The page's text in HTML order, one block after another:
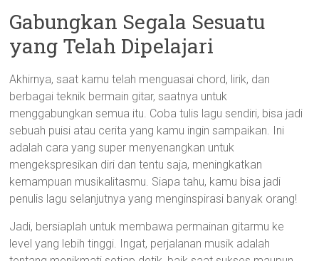
Gabungkan Segala Sesuatu
yang Telah Dipelajari
Akhirnya, saat kamu telah menguasai chord, lirik, dan
berbagai teknik bermain gitar, saatnya untuk
menggabungkan semua itu. Coba tulis lagu sendiri, bisa jadi
sebuah puisi atau cerita yang kamu ingin sampaikan. Ini
adalah cara yang super menyenangkan untuk
mengekspresikan diri dan tentu saja, meningkatkan
kemampuan musikalitasmu. Siapa tahu, kamu bisa jadi
penulis lagu selanjutnya yang menginspirasi banyak orang!
Jadi, bersiaplah untuk membawa permainan gitarmu ke
level yang lebih tinggi. Ingat, perjalanan musik adalah